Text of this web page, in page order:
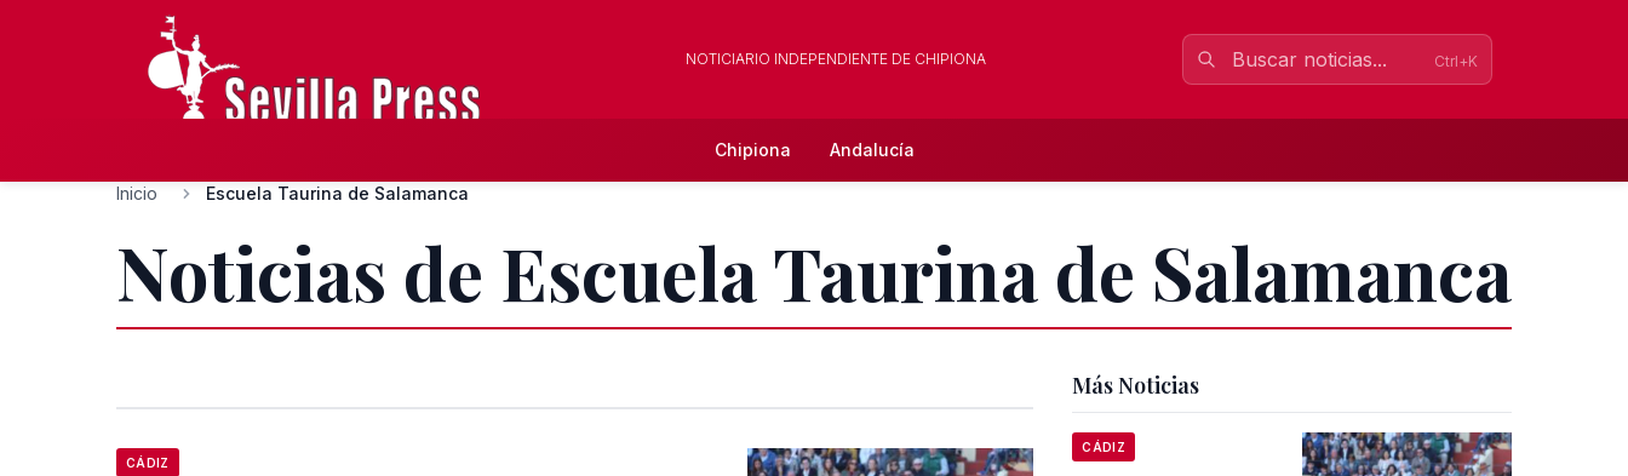
NOTICIARIO INDEPENDIENTE DE CHIPIONA Ctrl+K
Chipiona Andalucía
Inicio Escuela Taurina de Salamanca
Noticias de Escuela Taurina de Salamanca
CÁDIZ
Más Noticias
CÁDIZ